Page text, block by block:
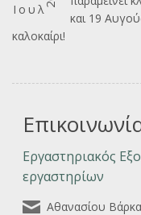
Ιουλ
και 19
καλοκαίρι!
Εργαστηριακός
εργαστηρίων
Αθανασίου